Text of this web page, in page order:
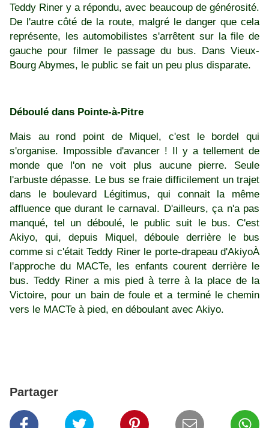
Teddy Riner y a répondu, avec beaucoup de générosité.
De l'autre côté de la route, malgré le danger que cela
représente, les automobilistes s'arrêtent sur la file de
gauche pour filmer le passage du bus. Dans Vieux-
Bourg Abymes, le public se fait un peu plus disparate.
Déboulé dans Pointe-à-Pitre
Mais au rond point de Miquel, c'est le bordel qui
s'organise. Impossible d'avancer ! Il y a tellement de
monde que l'on ne voit plus aucune pierre. Seule
l'arbuste dépasse. Le bus se fraie difficilement un trajet
dans le boulevard Légitimus, qui connait la même
affluence que durant le carnaval. D'ailleurs, ça n'a pas
manqué, tel un déboulé, le public suit le bus. C'est
Akiyo, qui, depuis Miquel, déboule derrière le bus
comme si c'était Teddy Riner le porte-drapeau d'AkiyoÀ
l'approche du MACTe, les enfants courent derrière le
bus. Teddy Riner a mis pied à terre à la place de la
Victoire, pour un bain de foule et a terminé le chemin
vers le MACTe à pied, en déboulant avec Akiyo.
Partager